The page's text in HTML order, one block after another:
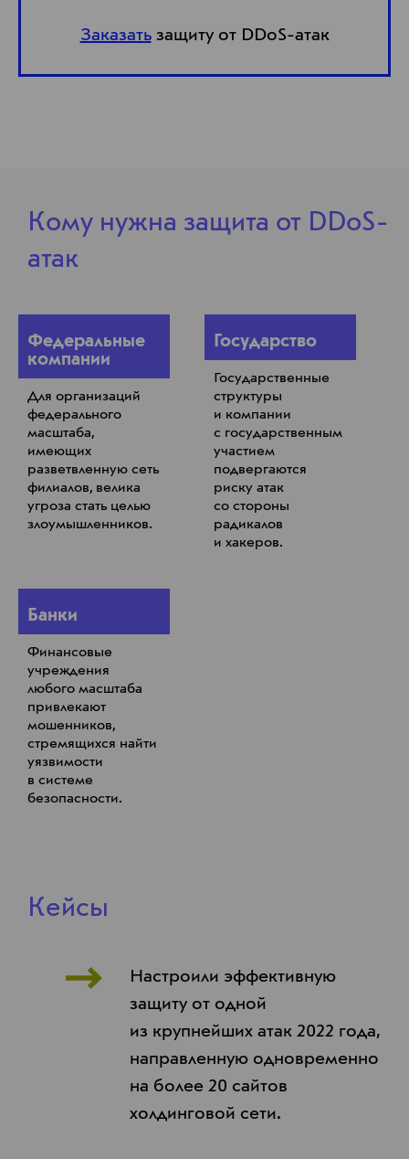
Заказатьзащиту от DDoS-атак
Кому нужна защита от DDoS-
атак
Федеральные
компании
Для организаций
федерального
масштаба,
имеющих
разветвленную сеть
филиалов, велика
угроза стать целью
злоумышленников.
Государство
Государственные
структуры
и компании
с государственным
участием
подвергаются
риску атак
со стороны
радикалов
и хакеров.
Банки
Финансовые
учреждения
любого масштаба
привлекают
мошенников,
стремящихся найти
уязвимости
в системе
безопасности.
Кейсы
Настроили эффективную
защиту от одной
из крупнейших атак 2022 года,
направленную одновременно
на более 20 сайтов
холдинговой сети.